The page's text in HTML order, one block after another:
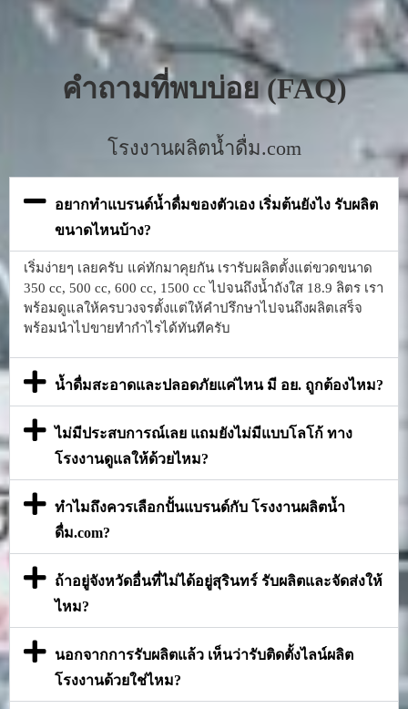
คำถามที่พบบ่อย (FAQ)
โรงงานผลิตน้ำดื่ม.com
อยากทำแบรนด์น้ำดื่มของตัวเอง เริ่มต้นยังไง รับผลิต
ขนาดไหนบ้าง?
เริ่มง่ายๆ เลยครับ แค่ทักมาคุยกัน เรารับผลิตตั้งแต่ขวดขนาด
350 cc, 500 cc, 600 cc, 1500 cc ไปจนถึงน้ำถังใส 18.9 ลิตร เรา
พร้อมดูแลให้ครบวงจรตั้งแต่ให้คำปรึกษาไปจนถึงผลิตเสร็จ
พร้อมนำไปขายทำกำไรได้ทันทีครับ
น้ำดื่มสะอาดและปลอดภัยแค่ไหน มี อย. ถูกต้องไหม?
ไม่มีประสบการณ์เลย แถมยังไม่มีแบบโลโก้ ทาง
โรงงานดูแลให้ด้วยไหม?
ทำไมถึงควรเลือกปั้นแบรนด์กับ โรงงานผลิตน้ำ
ดื่ม.com?
ถ้าอยู่จังหวัดอื่นที่ไม่ได้อยู่สุรินทร์ รับผลิตและจัดส่งให้
ไหม?
นอกจากการรับผลิตแล้ว เห็นว่ารับติดตั้งไลน์ผลิต
โรงงานด้วยใช่ไหม?